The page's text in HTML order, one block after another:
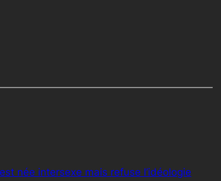
née intersexe mais refuse l’idéologie